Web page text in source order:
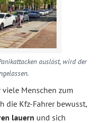
auslöst, wird der
viele Menschen zum
die Kfz-Fahrer bewusst,
lauern und sich